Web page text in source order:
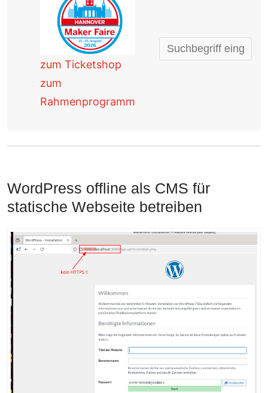
zum Ticketshop
zum
Rahmenprogramm
WordPress offline als CMS für
statische Webseite betreiben